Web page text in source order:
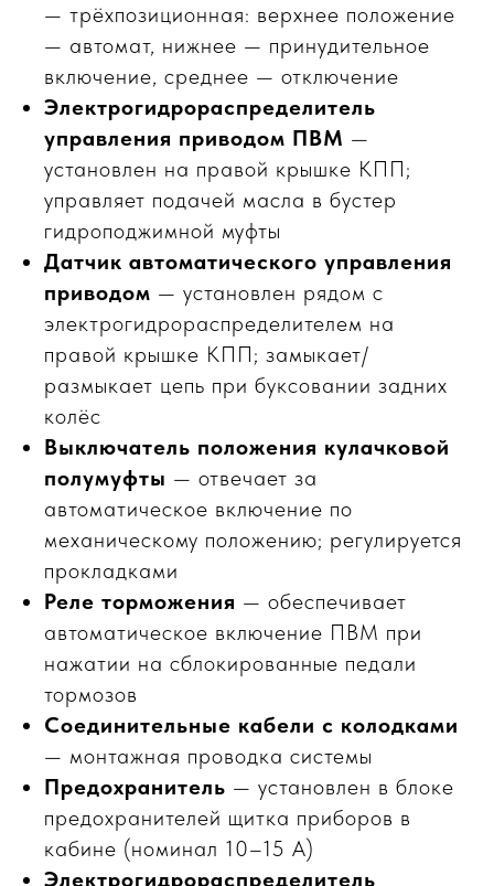
— трёхпозиционная: верхнее положение
— автомат, нижнее — принудительное
включение, среднее — отключение
Электрогидрораспределитель
управления приводом ПВМ —
установлен на правой крышке КПП;
управляет подачей масла в бустер
гидроподжимной муфты
Датчик автоматического управления
приводом — установлен рядом с
электрогидрораспределителем на
правой крышке КПП; замыкает/
размыкает цепь при буксовании задних
колёс
Выключатель положения кулачковой
полумуфты — отвечает за
автоматическое включение по
механическому положению; регулируется
прокладками
Реле торможения — обеспечивает
автоматическое включение ПВМ при
нажатии на сблокированные педали
тормозов
Соединительные кабели с колодками
— монтажная проводка системы
Предохранитель — установлен в блоке
предохранителей щитка приборов в
кабине (номинал 10–15 А)
Электрогидрораспределитель